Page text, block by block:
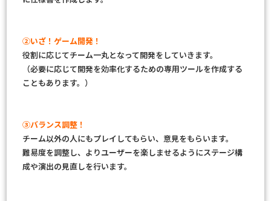
②いざ！ゲーム開発！
役割に応じてチーム一丸となって開発をしていきます。
（必要に応じて開発を効率化するための専用ツールを作成する
こともあります。）
③バランス調整！
チーム以外の人にもプレイしてもらい、意見をもらいます。
難易度を調整し、よりユーザーを楽しませるようにステージ構
成や演出の見直しを行います。